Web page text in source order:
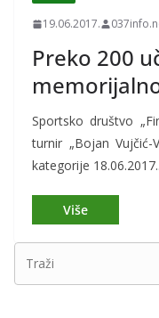
19.06.2017.
Preko 200
Sportsko društvo
turnir „Bojan
kategorije